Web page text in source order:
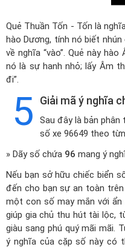
Quẻ Thuần Tốn - Tốn là
hào Dương, tính nó biết
về nghĩa “vào”. Quẻ này
nó là sự hanh nhỏ; lấy Âm
đi”.
5 Giải mã ý nghĩa
Sau đây là bản
số xe 96649 theo
» Dãy số chứa 96 mang ý
Nếu bạn sở hữu chiếc biển
đến cho bạn sự an toàn
một con số may mắn với ẩn
giúp gia chủ thu hút tài lộc,
giàu sang phú quý mãi mãi.
ý nghĩa của cặp số này có